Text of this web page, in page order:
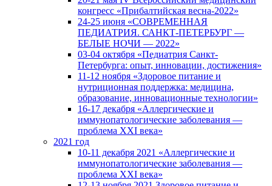
конгресс «Прибалтийская весна-2022»
24-25 июня «СОВРЕМЕННАЯ
ПЕДИАТРИЯ. САНКТ-ПЕТЕРБУРГ —
БЕЛЫЕ НОЧИ — 2022»
03-04 октября «Педиатрия Санкт-
Петербурга: опыт, инновации, достижения»
11-12 ноября «Здоровое питание и
нутриционная поддержка: медицина,
образование, инновационные технологии»
16-17 декабря «Аллергические и
иммунопатологические заболевания —
проблема XXI века»
2021 год
10-11 декабря 2021 «Аллергические и
иммунопатологические заболевания —
проблема XXI века»